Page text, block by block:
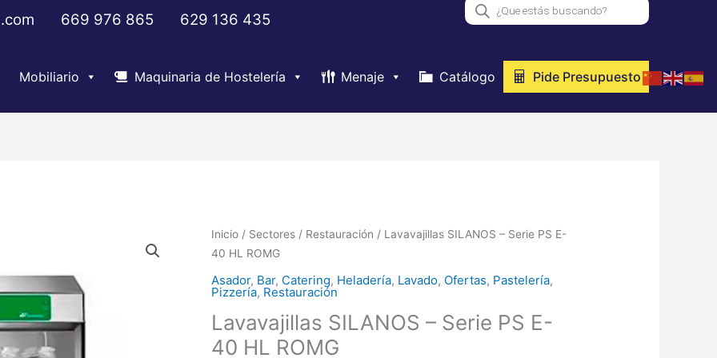
669 976 865 629 136 435 de
productos
Mobiliario Maquinaria de Hostelería Menaje Catálogo Pide Presupuesto
Inicio / Sectores / Restauración / Lavavajillas SILANOS – Serie PS E-
40 HL ROMG
Asador, Bar, Catering, Heladería, Lavado, Ofertas, Pastelería,
Pizzería, Restauración
Lavavajillas SILANOS – Serie PS E-
40 HL ROMG
El
original
era:
1.742,00 €.
El
actual
es:
1.393,00 €.
Lavavajillas
SILANOS
Serie
E-
40